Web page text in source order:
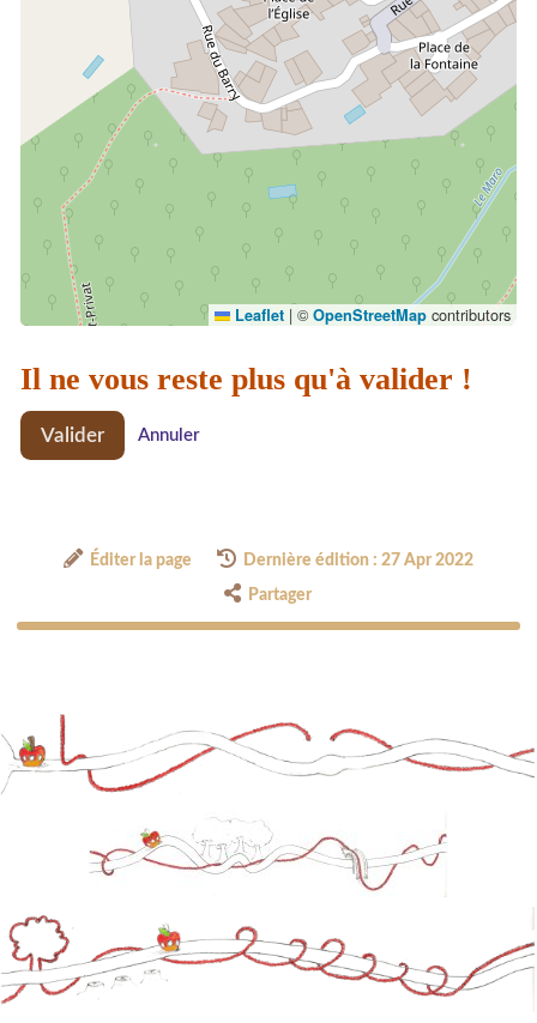
Leaflet | © OpenStreetMap contributors
Il ne vous reste plus qu'à valider !
Valider Annuler
Éditer la page Dernière édition : 27 Apr 2022
Partager